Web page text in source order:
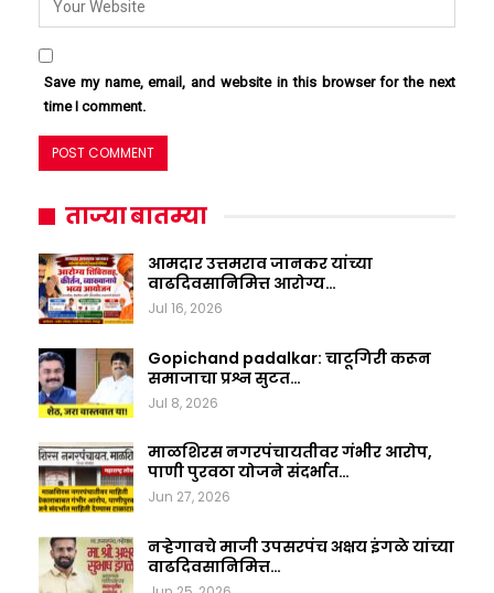
Save my name, email, and website in this browser for the next
time I comment.
ताज्या बातम्या
आमदार उत्तमराव जानकर यांच्या
वाढदिवसानिमित्त आरोग्य…
Jul 16, 2026
Gopichand padalkar: चाटूगिरी करून
समाजाचा प्रश्न सुटत…
Jul 8, 2026
माळशिरस नगरपंचायतीवर गंभीर आरोप,
पाणी पुरवठा योजने संदर्भात…
Jun 27, 2026
नऱ्हेगावचे माजी उपसरपंच अक्षय इंगळे यांच्या
वाढदिवसानिमित्त…